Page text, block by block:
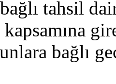
bağlı tahsil
kapsamına
bağlı